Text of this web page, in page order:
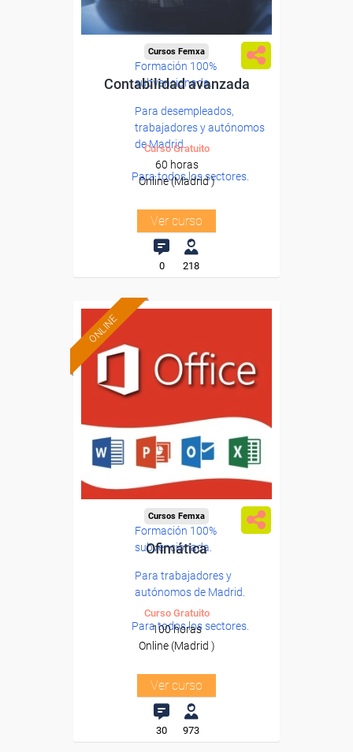
Formación 100%
subvencionada.
Para desempleados,
trabajadores y autónomos
de Madrid.
Para todos los sectores.
Cursos Femxa
Contabilidad avanzada
Curso Gratuito
60 horas
Online (Madrid )
Ver curso
0 218
ONLINE
Formación 100%
subvencionada.
Para trabajadores y
autónomos de Madrid.
Para todos los sectores.
Cursos Femxa
Ofimática
Curso Gratuito
100 horas
Online (Madrid )
Ver curso
30 973